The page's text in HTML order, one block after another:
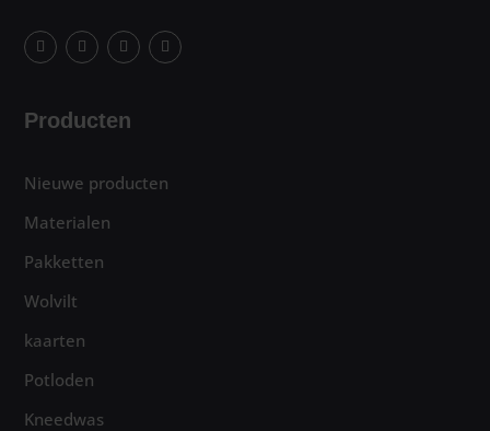
Producten
Nieuwe producten
Materialen
Pakketten
Wolvilt
kaarten
Potloden
Kneedwas